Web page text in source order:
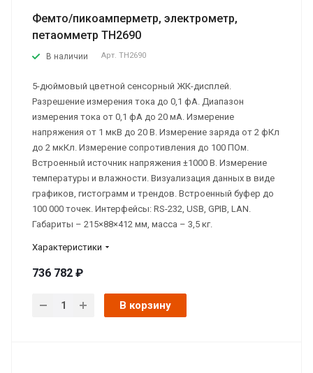
Фемто/пикоамперметр, электрометр,
петаомметр TH2690
В наличии Арт. TH2690
5-дюймовый цветной сенсорный ЖК-дисплей.
Разрешение измерения тока до 0,1 фА. Диапазон
измерения тока от 0,1 фА до 20 мА. Измерение
напряжения от 1 мкВ до 20 В. Измерение заряда от 2 фКл
до 2 мкКл. Измерение сопротивления до 100 ПОм.
Встроенный источник напряжения ±1000 В. Измерение
температуры и влажности. Визуализация данных в виде
графиков, гистограмм и трендов. Встроенный буфер до
100 000 точек. Интерфейсы: RS-232, USB, GPIB, LAN.
Габариты – 215×88×412 мм, масса – 3,5 кг.
Характеристики
736 782 ₽
В корзину